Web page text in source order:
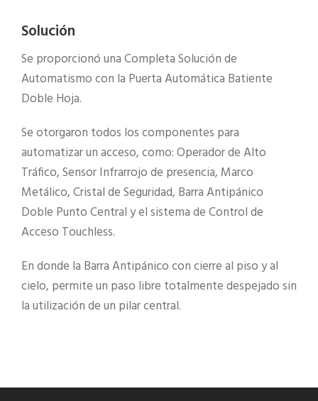
Solución
Se proporcionó una Completa Solución de
Automatismo con la Puerta Automática Batiente
Doble Hoja.
Se otorgaron todos los componentes para
automatizar un acceso, como: Operador de Alto
Tráfico, Sensor Infrarrojo de presencia, Marco
Metálico, Cristal de Seguridad, Barra Antipánico
Doble Punto Central y el sistema de Control de
Acceso Touchless.
En donde la Barra Antipánico con cierre al piso y al
cielo, permite un paso libre totalmente despejado sin
la utilización de un pilar central.